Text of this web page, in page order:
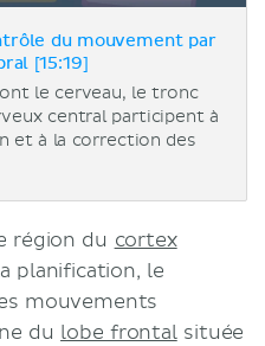
du mouvement par
[15:19]
le cerveau, le tronc
central participent à
et à la correction des
région du cortex
planification, le
mouvements
du lobe frontalsituée